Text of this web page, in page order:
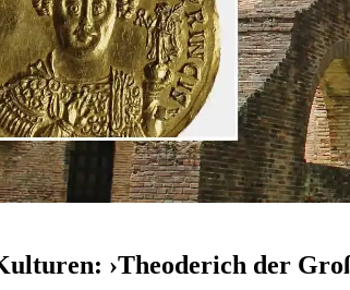
›Theoderich der